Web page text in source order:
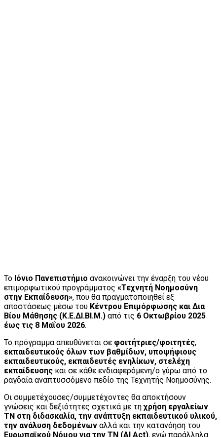
Το Ιόνιο Πανεπιστήμιο ανακοινώνει την έναρξη του νέου
επιμορφωτικού προγράμματος «Τεχνητή Νοημοσύνη
στην Εκπαίδευση», που θα πραγματοποιηθεί εξ
αποστάσεως μέσω του Κέντρου Επιμόρφωσης και Δια
Βίου Μάθησης (Κ.Ε.ΔΙ.ΒΙ.Μ.) από τις 6 Οκτωβρίου 2025
έως τις 8 Μαΐου 2026.
Το πρόγραμμα απευθύνεται σε φοιτήτριες/φοιτητές,
εκπαιδευτικούς όλων των βαθμίδων, υποψήφιους
εκπαιδευτικούς, εκπαιδευτές ενηλίκων, στελέχη
εκπαίδευσης και σε κάθε ενδιαφερόμενη/ο γύρω από το
ραγδαία αναπτυσσόμενο πεδίο της Τεχνητής Νοημοσύνης.
Οι συμμετέχουσες/συμμετέχοντες θα αποκτήσουν
γνώσεις και δεξιότητες σχετικά με τηχρήση εργαλείων
ΤΝ στη διδασκαλία, την ανάπτυξη εκπαιδευτικού υλικού,
την ανάλυση δεδομένων αλλά και την κατανόηση του
Ευρωπαϊκού Νόμου για την ΤΝ (AI Act), ενώ παράλληλα